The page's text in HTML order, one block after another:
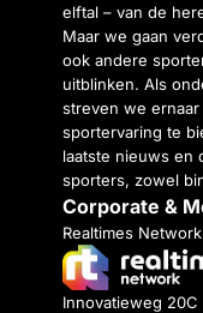
elftal – van de
Maar we gaan
ook andere
uitblinken. Als
streven we
sportervaring te
laatste nieuws en
sporters, zowel
Corporate &
Realtimes Network
Innovatieweg 20C